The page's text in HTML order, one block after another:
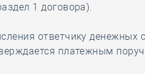
1 договора).
ответчику денежных
платежным